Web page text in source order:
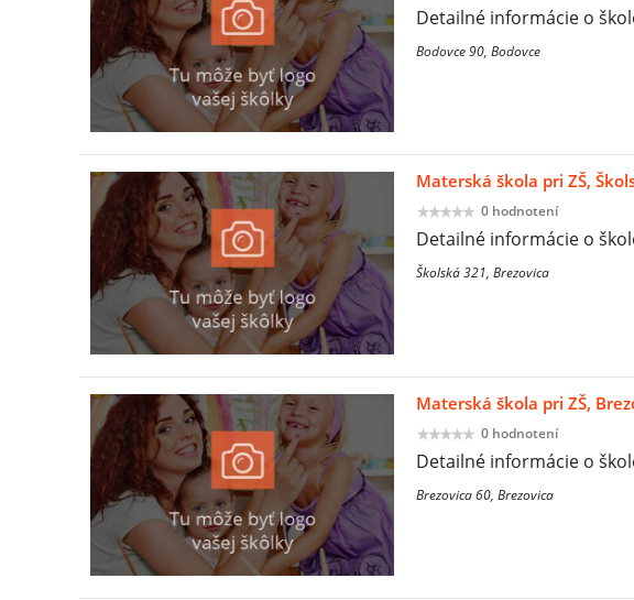
Detailné informácie o
Bodovce 90, Bodovce
Materská škola pri ZŠ,
0 hodnotení
Detailné informácie o
Školská 321, Brezovica
Materská škola pri ZŠ,
0 hodnotení
Detailné informácie o
Brezovica 60, Brezovica